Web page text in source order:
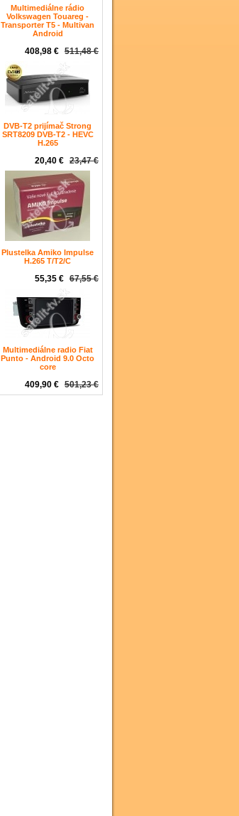
Multimediálne rádio
Volkswagen Touareg -
Transporter T5 - Multivan
Android
408,98 € 511,48 €
DVB-T2 prijímač Strong
SRT8209 DVB-T2 - HEVC
H.265
20,40 € 23,47 €
Plustelka Amiko Impulse
H.265 T/T2/C
55,35 € 67,55 €
Multimediálne radio Fiat
Punto - Android 9.0 Octo
core
409,90 € 501,23 €